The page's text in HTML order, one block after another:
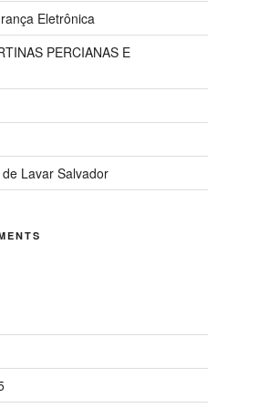
Eletrônica
PERCIANAS E
Lavar Salvador